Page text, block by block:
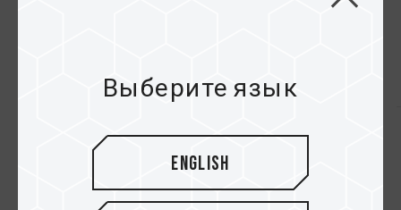
СПИСОК ТЭГОВ
Выберите язык
English